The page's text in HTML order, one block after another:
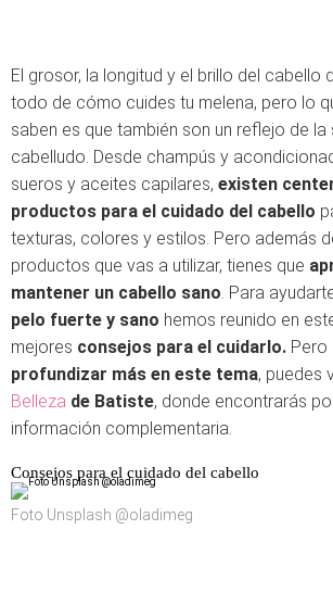
El grosor, la longitud y el brillo del cabello
todo de cómo cuides tu melena, pero lo
saben es que también son un reflejo de la
cabelludo. Desde champús y
sueros y aceites capilares, existen
productos para el cuidado del cabello
texturas, colores y estilos. Pero además
productos que vas a utilizar, tienes que
mantener un cabello sano. Para
pelo fuerte y sano hemos reunido en
mejores consejos para el cuidarlo. Pero
profundizar más en este tema, puedes
Belleza de Batiste, donde encontrarás
información complementaria.
Consejos para el cuidado del cabello
Foto Unsplash @oladimeg